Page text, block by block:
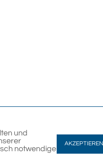
und
notwendige
AKZEPTIEREN